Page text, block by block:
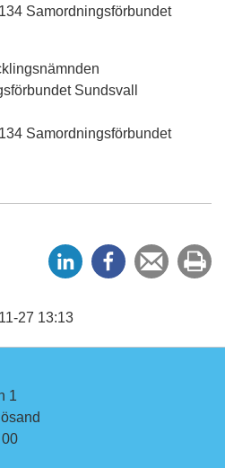
Samordningsförbundet
Sundsvall
Samordningsförbundet
e
e
Tipsa
en
ut
27 13:13
1